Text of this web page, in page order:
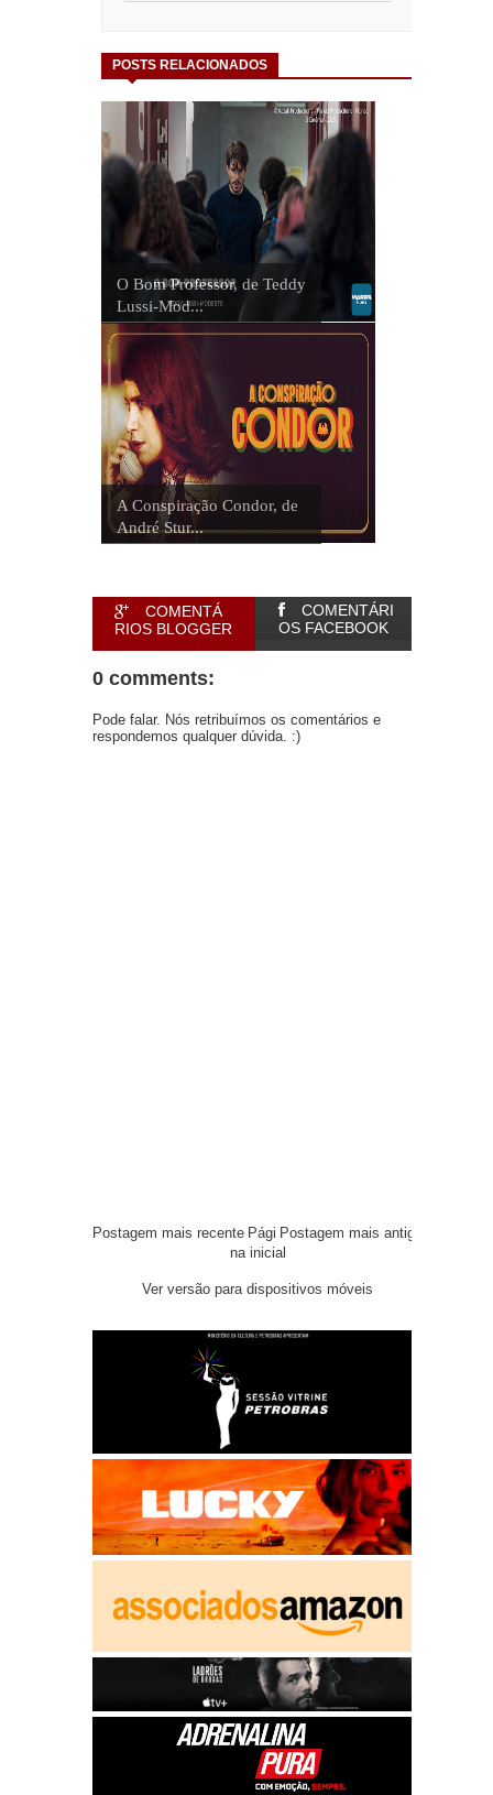
POSTS RELACIONADOS
O Bom Professor, de Teddy
Lussi-Mod...
A Conspiração Condor, de
André Stur...
COMENTÁ
RIOS BLOGGER
COMENTÁRI
OS FACEBOOK
0 comments:
Pode falar. Nós retribuímos os comentários e
respondemos qualquer dúvida. :)
Postagem mais recente Postagem mais antiga
Pági
na inicial
Ver versão para dispositivos móveis